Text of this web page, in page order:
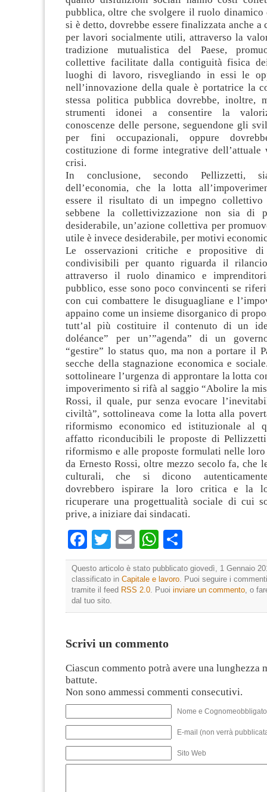
pubblica, oltre che svolgere il ruolo dinamico
si è detto, dovrebbe essere finalizzata anche a
per lavori socialmente utili, attraverso la
tradizione mutualistica del Paese,
collettive facilitate dalla contiguità fisica
luoghi di lavoro, risvegliando in essi le
nell’innovazione della quale è portatrice la
stessa politica pubblica dovrebbe, inoltre,
strumenti idonei a consentire la
conoscenze delle persone, seguendone gli
per fini occupazionali, oppure
costituzione di forme integrative dell’attuale
crisi.
In conclusione, secondo Pellizzetti,
dell’economia, che la lotta
essere il risultato di un impegno collettivo
sebbene la collettivizzazione non sia di
desiderabile, un’azione collettiva per
utile è invece desiderabile, per motivi
Le osservazioni critiche e propositive
condivisibili per quanto riguarda il
attraverso il ruolo dinamico e
pubblico, esse sono poco convincenti se
con cui combattere le disuguagliane e
appaino come un insieme disorganico di
tutt’al più costituire il contenuto di un
doléance” per un’”agenda” di un
“gestire” lo status quo, ma non a portare il
secche della stagnazione economica e
sottolineare l’urgenza di approntare la lotta
impoverimento si rifà al saggio “Abolire la
Rossi, il quale, pur senza evocare
civiltà”, sottolineava come la lotta alla
riformismo economico ed istituzionale al
affatto riconducibili le proposte di
riformismo e alle proposte formulati nelle
da Ernesto Rossi, oltre mezzo secolo fa, che
culturali, che si dicono
dovrebbero ispirare la loro critica e la
ricuperare una progettualità sociale di cui
prive, a iniziare dai sindacati.
Facebook
Twitter
EmailWhatsApp
Questo articolo è stato pubblicato giovedì, 1 Gennaio
classificato in Capitale e lavoro . Puoi seguire i
tramite il feed RSS 2.0 . Puoi inviare un commento , o
dal tuo sito.
Scrivi un commento
Ciascun commento potrà avere una lunghezza
battute.
Non sono ammessi commenti consecutivi.
Nome e
E-mail (non verrà
Sito Web